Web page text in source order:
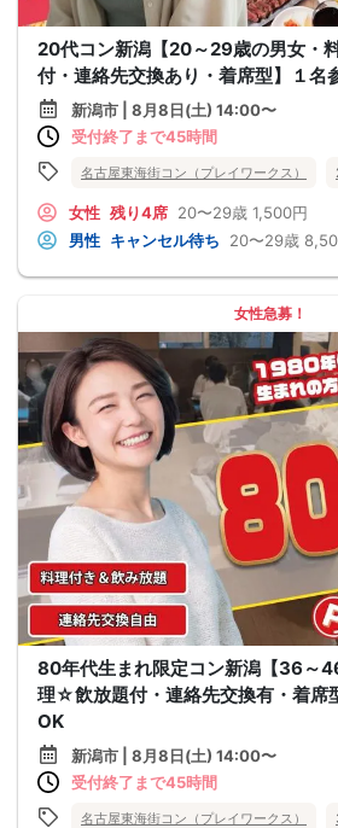
20代コン新潟【20～29歳の男女・
付・連絡先交換あり・着席型】１名
新潟市 | 8月8日(土) 14:00〜
受付終了まで45時間
名古屋東海街コン（プレイワークス）
女性 残り4席 20〜29歳 1,500円
男性 キャンセル待ち 20〜29歳
女性急募！
80年代生まれ限定コン新潟【36～
理☆飲放題付・連絡先交換有・着席
OK
新潟市 | 8月8日(土) 14:00〜
受付終了まで45時間
名古屋東海街コン（プレイワークス）